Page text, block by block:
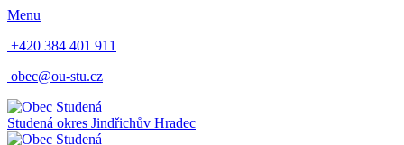
Menu
+420 384 401 911
obec@ou-stu.cz
Studená okres Jindřichův Hradec